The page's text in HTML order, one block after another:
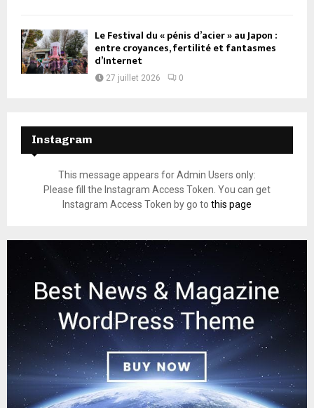
Le Festival du « pénis d’acier » au Japon :
entre croyances, fertilité et fantasmes
d’Internet
27 juillet 2026 0
Instagram
This message appears for Admin Users only:
Please fill the Instagram Access Token. You can get
Instagram Access Token by go to this page